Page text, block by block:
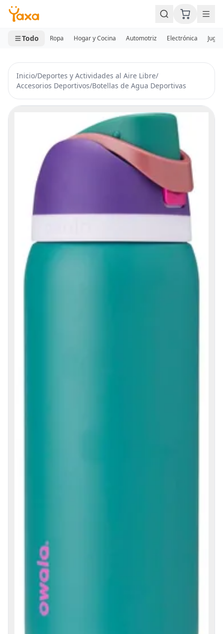
MINI CARRITO
0 productos
Todo Ropa Hogar y Cocina Automotriz Electrónica
Inicio/Deportes y Actividades al Aire Libre/
Accesorios Deportivos/Botellas de Agua Deportivas